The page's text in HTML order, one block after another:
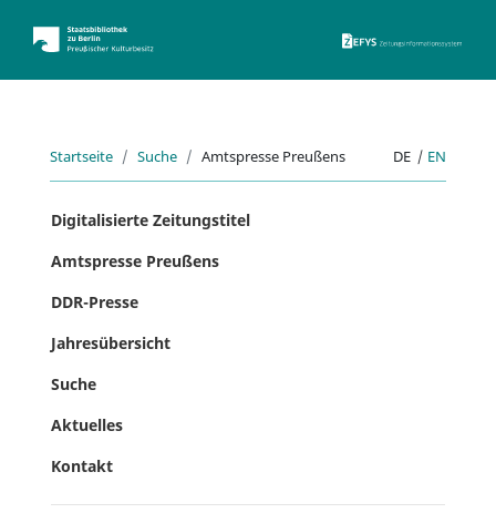
Startseite Suche Amtspresse Preußens DE | EN
Digitalisierte Zeitungstitel
Amtspresse Preußens
DDR-Presse
Jahresübersicht
Suche
Aktuelles
Kontakt